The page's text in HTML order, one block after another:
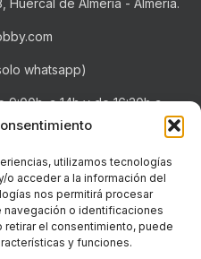
utilizamos tecnologías
o acceder a la información del
nos permitirá procesar
o identificaciones
retirar el consentimiento, puede
y funciones.
Huércal de Almería - Almería.
whatsapp)
a 14h y de 16:30h a